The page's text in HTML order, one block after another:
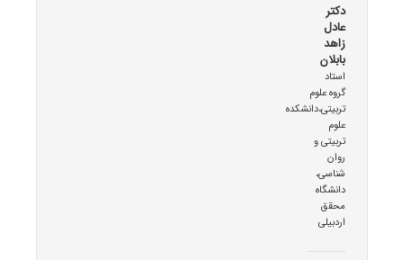
دکتر
عادل
زاهد
بابلان
استاد
گروه علوم
تربیتی،دانشکده
علوم
تربیتی و
روان
شناسی،
دانشگاه
محقق
اردبیلی